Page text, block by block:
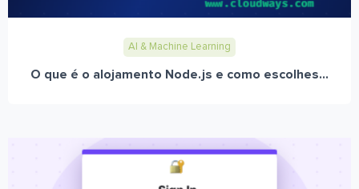
AI & Machine Learning
O que é o alojamento Node.js e como escolhes...